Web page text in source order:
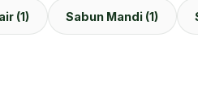
(1) Sabun Mandi (1)